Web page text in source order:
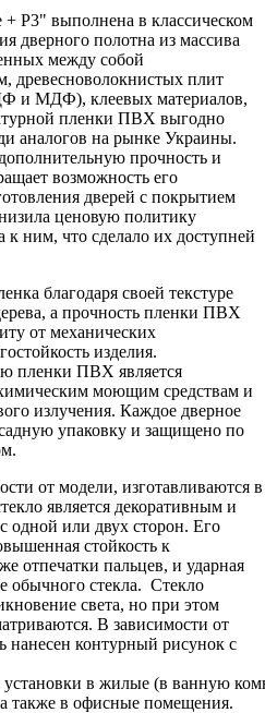
Р3" выполнена в классическом
дверного полотна из массива
между собой
древесноволокнистых плит
и МДФ), клеевых материалов,
пленки ПВХ выгодно
аналогов на рынке Украины.
прочность и
возможность его
дверей с покрытием
ценовую политику
ним, что сделало их доступней
благодаря своей текстуре
а прочность пленки ПВХ
от механических
изделия.
пленки ПВХ является
моющим средствам и
излучения. Каждое дверное
упаковку и защищено по
от модели, изготавливаются
является декоративным и
одной или двух сторон. Его
стойкость к
отпечатки пальцев, и ударная
обычного стекла. Стекло
света, но при этом
В зависимости от
нанесен контурный рисунок с
в жилые (в ванную
также в офисные помещения.